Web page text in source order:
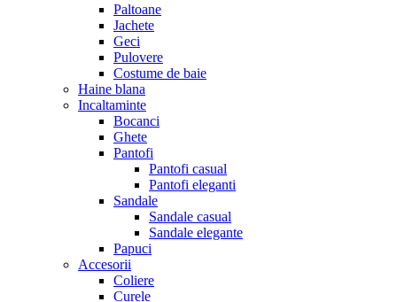
Paltoane
Jachete
Geci
Pulovere
Costume de baie
Haine blana
Incaltaminte
Bocanci
Ghete
Pantofi
Pantofi casual
Pantofi eleganti
Sandale
Sandale casual
Sandale elegante
Papuci
Accesorii
Coliere
Curele